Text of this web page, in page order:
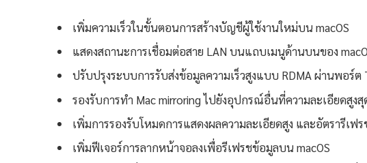
เพิ่มความเร็วในขั้นตอนการสร้างบัญชีผู้ใช้งานใหม่บน macOS
แสดงสถานะการเชื่อมต่อสาย LAN บนแถบเมนูด้านบนของ
ปรับปรุงระบบการรับส่งข้อมูลความเร็วสูงแบบ RDMA ผ่านพอร์ต
รองรับการทำ Mac mirroring ไปยังอุปกรณ์อื่นที่ความละเอียดสูง
เพิ่มการรองรับโหมดการแสดงผลความละเอียดสูง และอัตรารีเ
เพิ่มฟีเจอร์การลากหน้าจอลงเพื่อรีเฟรชข้อมูลบน macOS